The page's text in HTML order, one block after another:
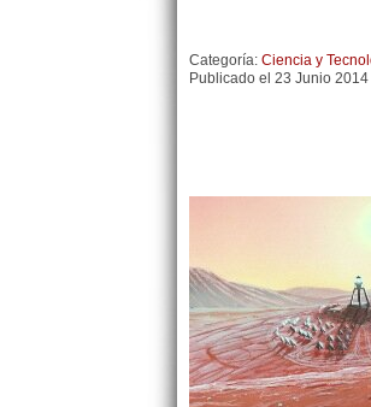
Categoría: Ciencia y
Publicado el 23 Junio 2014